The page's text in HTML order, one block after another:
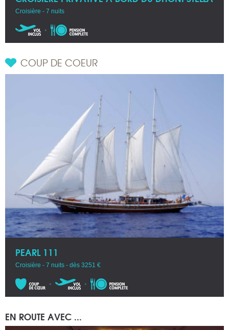
Croisière - 7 nuits
COUP DE COEUR
PEARL 111
Croisière - 7 nuits - dès 3251 €
EN ROUTE AVEC ...